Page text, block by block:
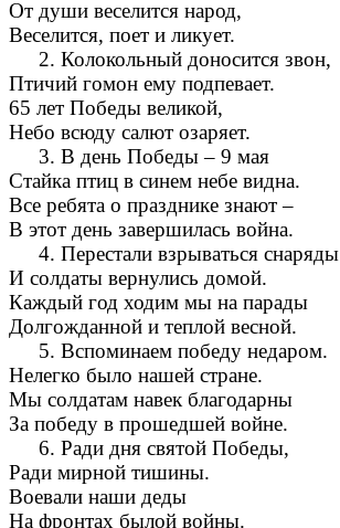
От души веселится народ,
Веселится, поет и ликует.
2. Колокольный доносится звон,
Птичий гомон ему подпевает.
65 лет Победы великой,
Небо всюду салют озаряет.
3. В день Победы – 9 мая
Стайка птиц в синем небе видна.
Все ребята о празднике знают –
В этот день завершилась война.
4. Перестали взрываться снаряды
И солдаты вернулись домой.
Каждый год ходим мы на парады
Долгожданной и теплой весной.
5. Вспоминаем победу недаром.
Нелегко было нашей стране.
Мы солдатам навек благодарны
За победу в прошедшей войне.
6. Ради дня святой Победы,
Ради мирной тишины.
Воевали наши деды
На фронтах былой войны.